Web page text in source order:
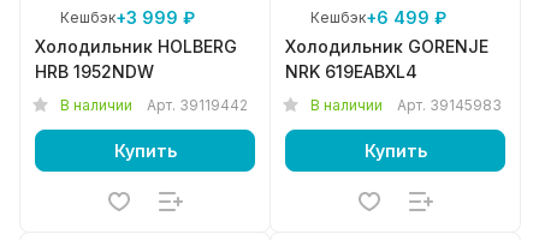
Кешбэк+3 999 ₽
Холодильник HOLBERG
HRB 1952NDW
В наличии Арт. 39119442
Купить
Кешбэк+6 499 ₽
Холодильник GORENJE
NRK 619EABXL4
В наличии Арт. 39145983
Купить